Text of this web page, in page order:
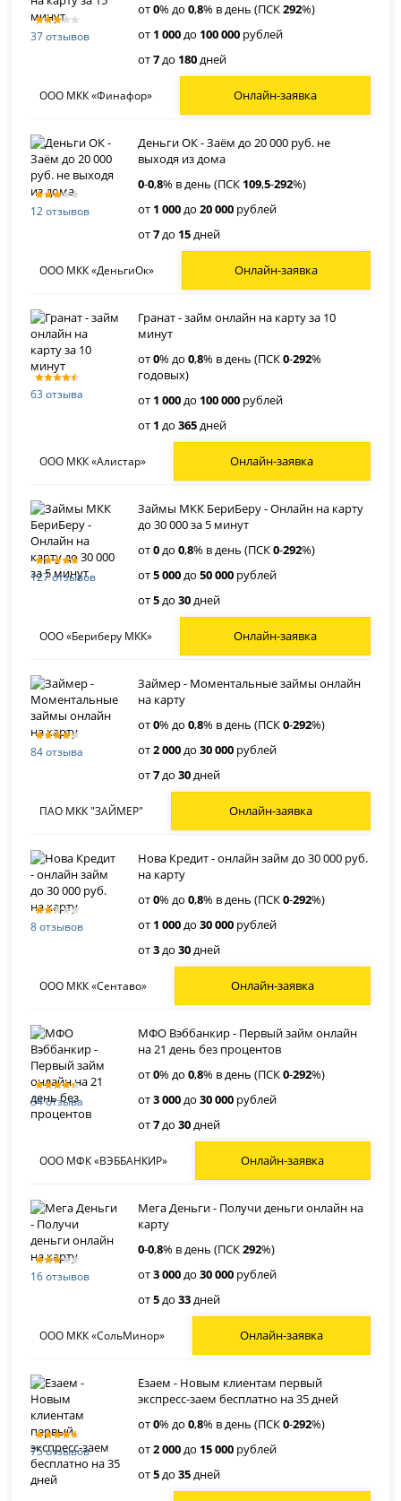
37 отзывов
от0% до0,8% в день (ПСК292%)
от 1 000до 100 000 рублей
от7до 180дней
ООО МКК «Финафор» Онлайн-заявка
12 отзывов
Деньги ОК - Заём до 20 000 руб. не
выходя из дома
0-0,8% в день (ПСК 109,5-292%)
от 1 000до20 000 рублей
от7до 15дней
ООО МКК «ДеньгиОк» Онлайн-заявка
63 отзыва
Гранат - займ онлайн на карту за 10
минут
от0% до0,8% в день (ПСК0-292%
годовых)
от 1 000до 100 000 рублей
от 1 до365дней
ООО МКК «Алистар» Онлайн-заявка
127 отзывов
Займы МКК БериБеру - Онлайн на карту
до 30 000 за 5 минут
от0до0,8% в день (ПСК0-292%)
от5 000до50 000 рублей
от5до30дней
ООО «Бериберу МКК» Онлайн-заявка
84 отзыва
Займер - Моментальные займы онлайн
на карту
от0% до0,8% в день (ПСК0-292%)
от2 000до30 000 рублей
от7до30дней
ПАО МКК "ЗАЙМЕР" Онлайн-заявка
8 отзывов
Нова Кредит - онлайн займ до 30 000 руб.
на карту
от0% до0,8% в день (ПСК0-292%)
от 1 000до30 000 рублей
от3до30дней
ООО МКК «Сентаво» Онлайн-заявка
34 отзыва
МФО Вэббанкир - Первый займ онлайн
на 21 день без процентов
от0% до0,8% в день (ПСК0-292%)
от3 000до30 000 рублей
от7до30дней
ООО МФК «ВЭББАНКИР» Онлайн-заявка
16 отзывов
Мега Деньги - Получи деньги онлайн на
карту
0-0,8% в день (ПСК292%)
от3 000до30 000 рублей
от5до33дней
ООО МКК «СольМинор» Онлайн-заявка
75 отзывов
Езаем - Новым клиентам первый
экспресс-заем бесплатно на 35 дней
от0% до0,8% в день (ПСК0-292%)
от2 000до 15 000 рублей
от5до35дней